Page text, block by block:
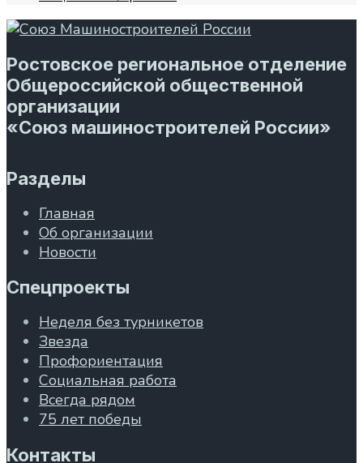
Ростовское региональное отделение
Общероссийской общественной
организации
«Союз машиностроителей России»
Разделы
Главная
Об организации
Новости
Спецпроекты
Неделя без турникетов
Звезда
Профориентация
Социальная работа
Всегда рядом
75 лет победы
Контакты